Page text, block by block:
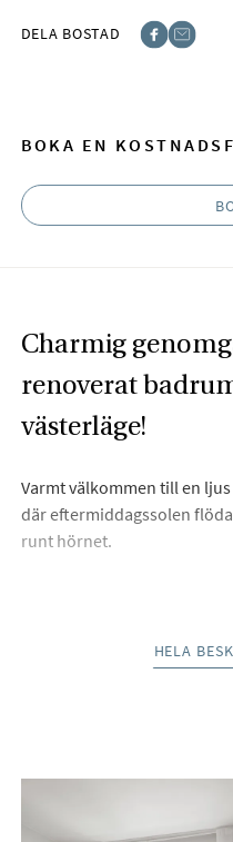
DELA BOSTAD
BOKA EN
Charmig
renoverat
västerläge!
Varmt välkommen till en
där eftermiddagssolen
runt hörnet.
ljusflöde i bostaden.
en trivsam fri vy över de
HELA